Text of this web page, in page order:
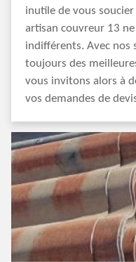
inutile de vous
artisan couvreur 13
indifférents. Avec nos
toujours des
vous invitons alors à
vos demandes de